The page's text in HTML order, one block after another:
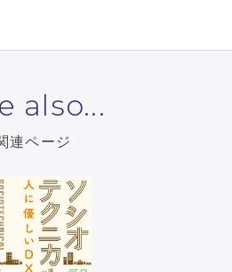
also...
連ページ